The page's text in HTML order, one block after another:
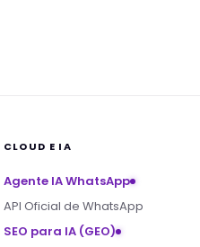
CLOUD E IA
Agente IA WhatsApp
API Oficial de WhatsApp
SEO para IA (GEO)